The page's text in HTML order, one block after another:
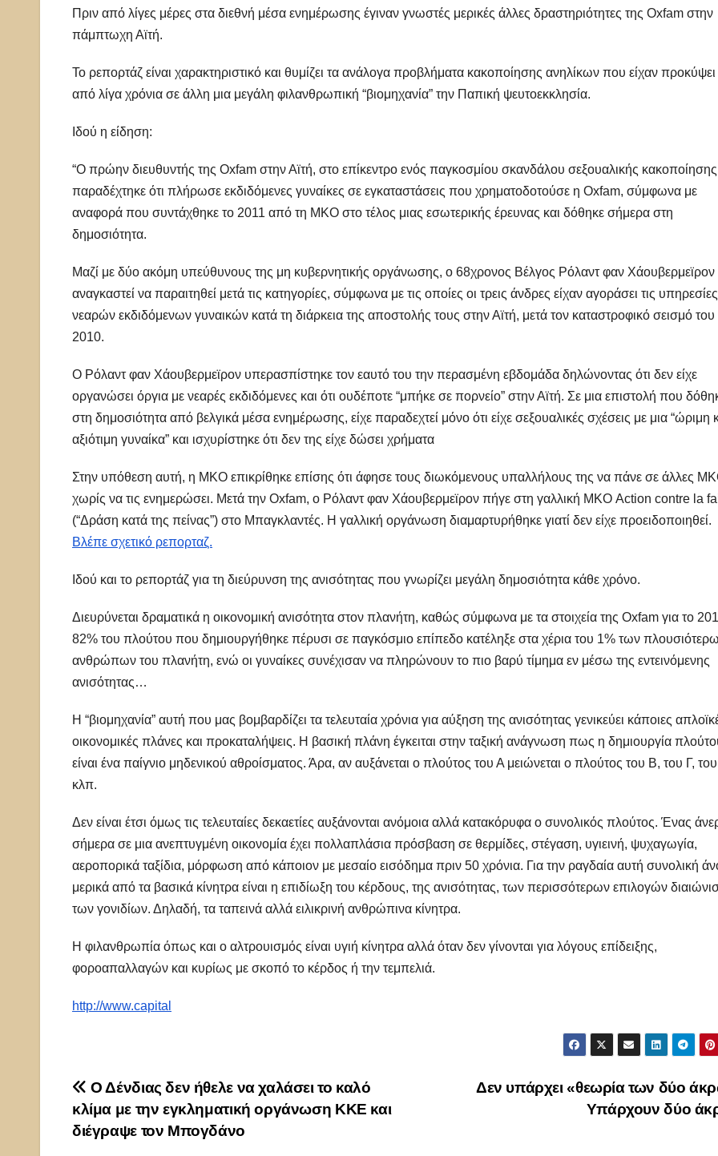
Πριν από λίγες μέρες στα διεθνή μέσα ενημέρωσης έγιναν γνωστές μερικές άλλες δραστηριότητες της Oxfam στην
πάμπτωχη Αϊτή.
Το ρεπορτάζ είναι χαρακτηριστικό και θυμίζει τα ανάλογα προβλήματα κακοποίησης ανηλίκων που είχαν
από λίγα χρόνια σε άλλη μια μεγάλη φιλανθρωπική “βιομηχανία” την Παπική ψευτοεκκλησία.
Ιδού η είδηση:
“Ο πρώην διευθυντής της Oxfam στην Αϊτή, στο επίκεντρο ενός παγκοσμίου σκανδάλου σεξουαλικής
παραδέχτηκε ότι πλήρωσε εκδιδόμενες γυναίκες σε εγκαταστάσεις που χρηματοδοτούσε η Oxfam, σύμφωνα με
αναφορά που συντάχθηκε το 2011 από τη ΜΚΟ στο τέλος μιας εσωτερικής έρευνας και δόθηκε σήμερα στη
δημοσιότητα.
Μαζί με δύο ακόμη υπεύθυνους της μη κυβερνητικής οργάνωσης, ο 68χρονος Βέλγος Ρόλαντ φαν Χάουβερμεϊρον
αναγκαστεί να παραιτηθεί μετά τις κατηγορίες, σύμφωνα με τις οποίες οι τρεις άνδρες είχαν αγοράσει τις υπηρεσίες
νεαρών εκδιδόμενων γυναικών κατά τη διάρκεια της αποστολής τους στην Αϊτή, μετά τον καταστροφικό σεισμό του
2010.
Ο Ρόλαντ φαν Χάουβερμεϊρον υπερασπίστηκε τον εαυτό του την περασμένη εβδομάδα δηλώνοντας ότι δεν είχε
οργανώσει όργια με νεαρές εκδιδόμενες και ότι ουδέποτε “μπήκε σε πορνείο” στην Αϊτή. Σε μια επιστολή που
στη δημοσιότητα από βελγικά μέσα ενημέρωσης, είχε παραδεχτεί μόνο ότι είχε σεξουαλικές σχέσεις με μια “ώριμη
αξιότιμη γυναίκα” και ισχυρίστηκε ότι δεν της είχε δώσει χρήματα
Στην υπόθεση αυτή, η ΜΚΟ επικρίθηκε επίσης ότι άφησε τους διωκόμενους υπαλλήλους της να πάνε σε άλλες
χωρίς να τις ενημερώσει. Μετά την Oxfam, o Ρόλαντ φαν Χάουβερμεϊρον πήγε στη γαλλική ΜΚΟ Action contre la
(“Δράση κατά της πείνας”) στο Μπαγκλαντές. Η γαλλική οργάνωση διαμαρτυρήθηκε γιατί δεν είχε προειδοποιηθεί.
Βλέπε σχετικό ρεπορταζ.
Ιδού και το ρεπορτάζ για τη διεύρυνση της ανισότητας που γνωρίζει μεγάλη δημοσιότητα κάθε χρόνο.
Διευρύνεται δραματικά η οικονομική ανισότητα στον πλανήτη, καθώς σύμφωνα με τα στοιχεία της Oxfam για το
82% του πλούτου που δημιουργήθηκε πέρυσι σε παγκόσμιο επίπεδο κατέληξε στα χέρια του 1% των
ανθρώπων του πλανήτη, ενώ οι γυναίκες συνέχισαν να πληρώνουν το πιο βαρύ τίμημα εν μέσω της εντεινόμενης
ανισότητας…
Η “βιομηχανία” αυτή που μας βομβαρδίζει τα τελευταία χρόνια για αύξηση της ανισότητας γενικεύει κάποιες
οικονομικές πλάνες και προκαταλήψεις. Η βασική πλάνη έγκειται στην ταξική ανάγνωση πως η δημιουργία
είναι ένα παίγνιο μηδενικού αθροίσματος. Άρα, αν αυξάνεται ο πλούτος του Α μειώνεται ο πλούτος του Β, του Γ,
κλπ.
Δεν είναι έτσι όμως τις τελευταίες δεκαετίες αυξάνονται ανόμοια αλλά κατακόρυφα ο συνολικός πλούτος. Ένας
σήμερα σε μια ανεπτυγμένη οικονομία έχει πολλαπλάσια πρόσβαση σε θερμίδες, στέγαση, υγιεινή, ψυχαγωγία,
αεροπορικά ταξίδια, μόρφωση από κάποιον με μεσαίο εισόδημα πριν 50 χρόνια. Για την ραγδαία αυτή συνολική
μερικά από τα βασικά κίνητρα είναι η επιδίωξη του κέρδους, της ανισότητας, των περισσότερων επιλογών
των γονιδίων. Δηλαδή, τα ταπεινά αλλά ειλικρινή ανθρώπινα κίνητρα.
Η φιλανθρωπία όπως και ο αλτρουισμός είναι υγιή κίνητρα αλλά όταν δεν γίνονται για λόγους επίδειξης,
φοροαπαλλαγών και κυρίως με σκοπό το κέρδος ή την τεμπελιά.
http://www.capital
Πλοήγηση
άρθρων
Δεν υπάρχει «θεωρία των δύο
Υπάρχουν δύο
Ο Δένδιας δεν ήθελε να χαλάσει το καλό
κλίμα με την εγκληματική οργάνωση ΚΚΕ και
διέγραψε τον Μπογδάνο